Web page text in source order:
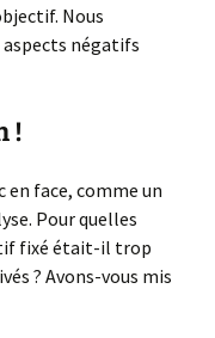
Nous
aspects négatifs
!
en face, comme un
Pour quelles
fixé était-il trop
? Avons-vous mis